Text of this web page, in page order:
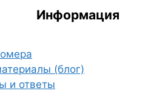
Информация
(блог)
и ответы